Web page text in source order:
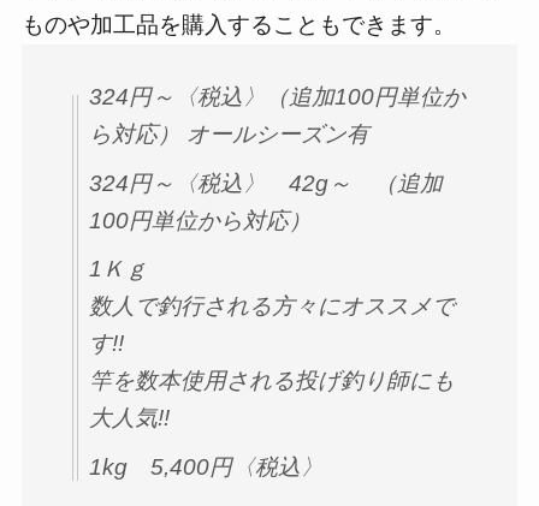
ものや加工品を購入することもできます。
324円～〈税込〉（追加100円単位か
ら対応） オールシーズン有
324円～〈税込〉 42g～ （追加
100円単位から対応）
1Ｋｇ
数人で釣行される方々にオススメで
す!!
竿を数本使用される投げ釣り師にも
大人気!!
1kg 5,400円〈税込〉